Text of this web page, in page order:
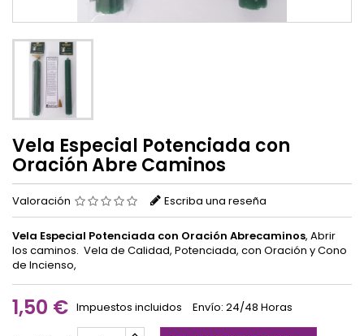
Vela Especial Potenciada con
Oración Abre Caminos
Valoración Escriba una reseña
Vela Especial Potenciada con Oración Abrecaminos, Abrir
los caminos. Vela de Calidad, Potenciada, con Oración y Cono
de Incienso,
1,50 € Impuestos incluidos Envío: 24/48 Horas